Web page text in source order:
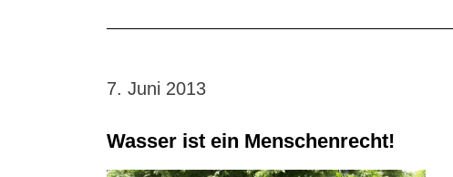
7. Juni 2013
Wasser ist ein Menschenrecht!